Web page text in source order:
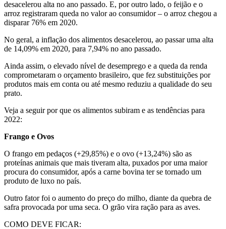
desacelerou alta no ano passado. E, por outro lado, o feijão e o
arroz registraram queda no valor ao consumidor – o arroz chegou a
disparar 76% em 2020.
No geral, a inflação dos alimentos desacelerou, ao passar uma alta
de 14,09% em 2020, para 7,94% no ano passado.
Ainda assim, o elevado nível de desemprego e a queda da renda
comprometaram o orçamento brasileiro, que fez substituições por
produtos mais em conta ou até mesmo reduziu a qualidade do seu
prato.
Veja a seguir por que os alimentos subiram e as tendências para
2022:
Frango e Ovos
O frango em pedaços (+29,85%) e o ovo (+13,24%) são as
proteínas animais que mais tiveram alta, puxados por uma maior
procura do consumidor, após a carne bovina ter se tornado um
produto de luxo no país.
Outro fator foi o aumento do preço do milho, diante da quebra de
safra provocada por uma seca. O grão vira ração para as aves.
COMO DEVE FICAR: